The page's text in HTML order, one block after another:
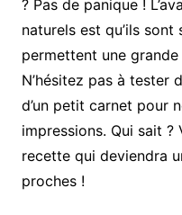
? Pas de panique !
naturels est qu’ils
permettent une
N’hésitez pas à tester
d’un petit carnet pour
impressions. Qui sait
recette qui deviendra
proches !